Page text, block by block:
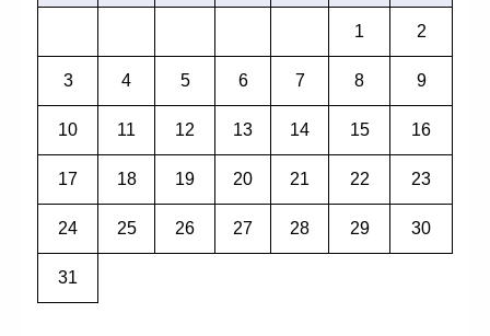
1 2
3 4 5 6 7 8 9
10 11 12 13 14 15 16
17 18 19 20 21 22 23
24 25 26 27 28 29 30
31